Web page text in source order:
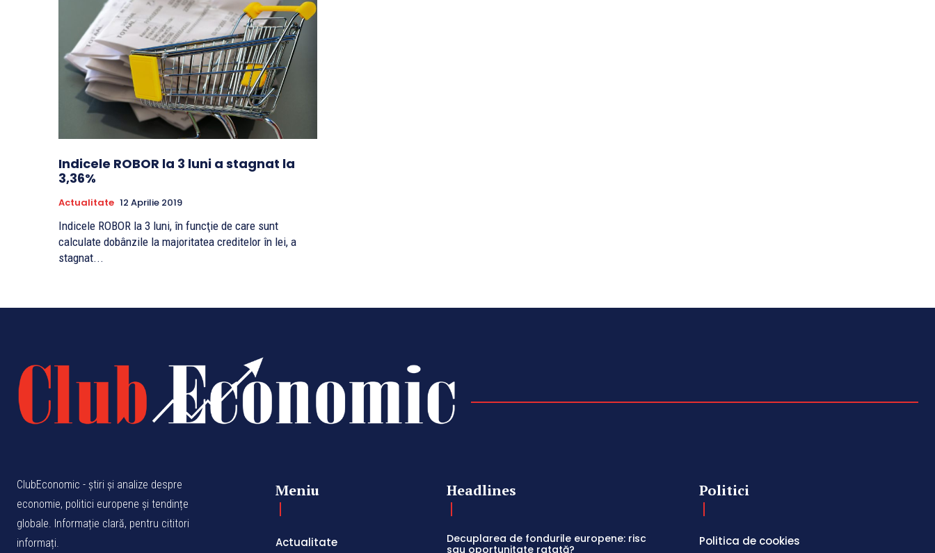
Indicele ROBOR la 3 luni a stagnat la
3,36%
Actualitate 12 Aprilie 2019
Indicele ROBOR la 3 luni, în funcţie de care sunt
calculate dobânzile la majoritatea creditelor în lei, a
stagnat...
ClubEconomic - știri și analize despre
economie, politici europene și tendințe
globale. Informație clară, pentru cititori
informați.
Meniu
Actualitate
Headlines
Decuplarea de fondurile europene: risc
sau oportunitate ratată?
Politici
Politica de cookies